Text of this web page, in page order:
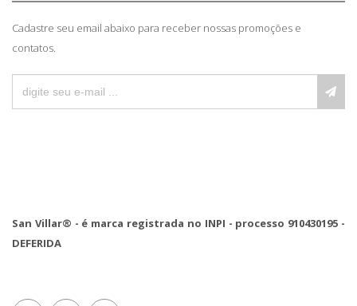
Cadastre seu email abaixo para receber nossas promoções e
contatos.
San Villar® - é marca registrada no INPI - processo 910430195 -
DEFERIDA